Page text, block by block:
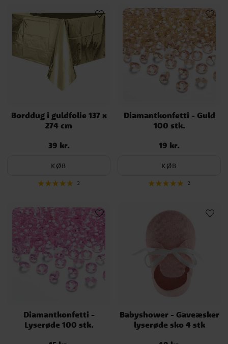
Borddug i guldfolie 137 x
274 cm
Pris: 39 kr.
39 kr.
KØB
2
Diamantkonfetti - Guld
100 stk.
Pris: 19 kr.
19 kr.
KØB
2
Diamantkonfetti -
Lyserøde 100 stk.
Babyshower - Gaveæsker
lyserøde sko 4 stk